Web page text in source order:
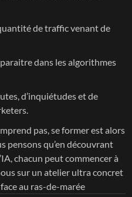
de traffic venant de
dans les algorithmes
d’inquiétudes et de
pas, se former est alors
pensons qu’en découvrant
chacun peut commencer à
sur un atelier ultra concret
au ras-de-marée